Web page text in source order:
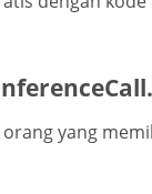
yang